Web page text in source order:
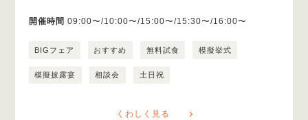
開催時間 09:00〜/10:00〜/15:00〜/15:30〜/16:00〜
BIGフェア おすすめ 無料試食 模擬挙式
模擬披露宴 相談会 土日祝
くわしく見る